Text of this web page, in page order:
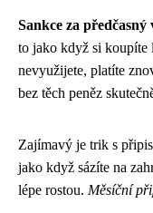
Sankce za
to jako když si koupíte
nevyužijete, platíte
bez těch peněz
Zajímavý je trik s
jako když sázíte na
lépe rostou. Měsíční